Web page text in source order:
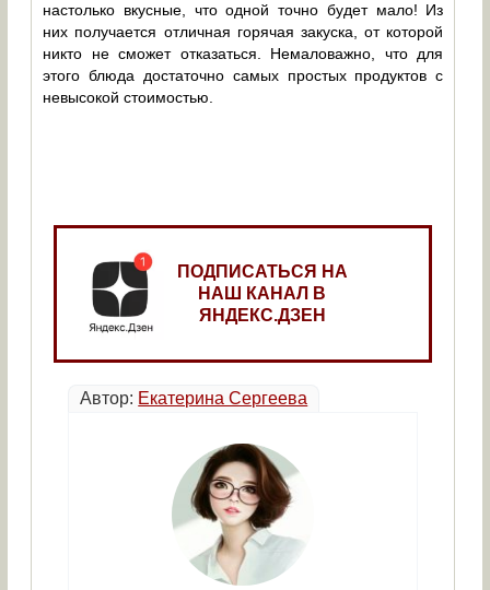
настолько вкусные, что одной точно будет мало! Из
них получается отличная горячая закуска, от которой
никто не сможет отказаться. Немаловажно, что для
этого блюда достаточно самых простых продуктов с
невысокой стоимостью.
ПОДПИСАТЬСЯ НА
НАШ КАНАЛ В
ЯНДЕКС.ДЗЕН
Автор: Екатерина Сергеева